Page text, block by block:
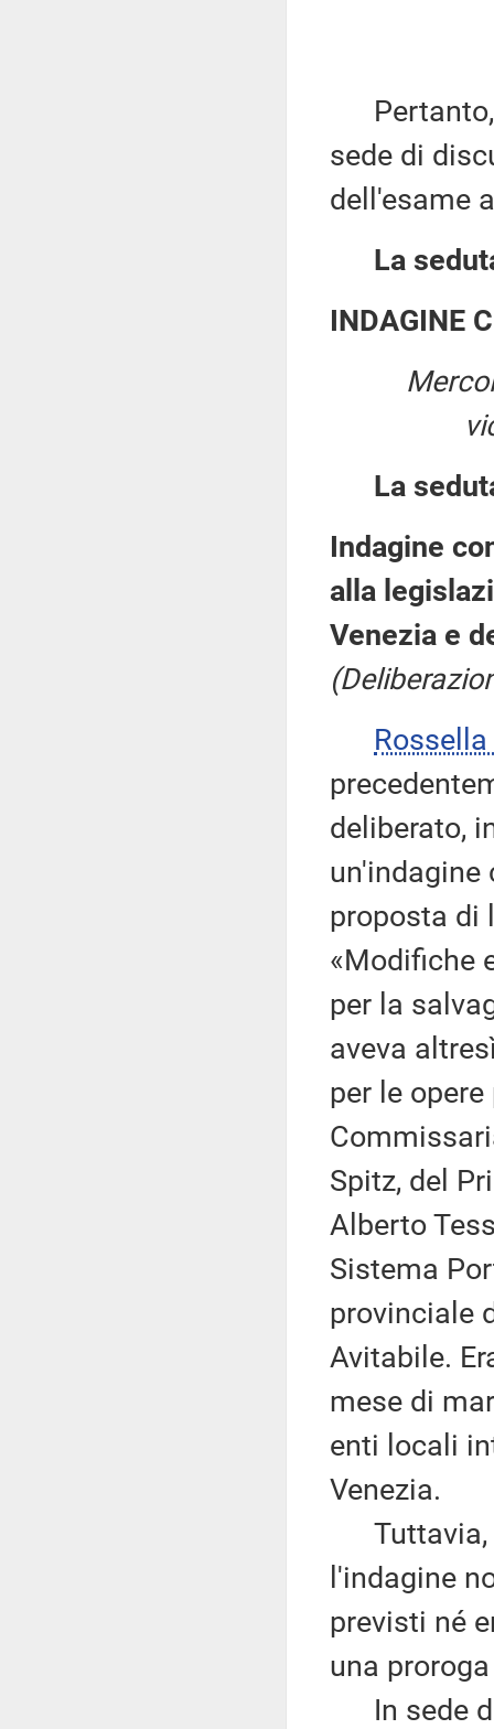
Pertanto,
sede di
dell'esame
La
INDAGINE
La
Indagine
alla
Venezia e
deliberato,
un'indagine
proposta di
«Modifiche
per la
aveva
per le
Spitz, del
Alberto
Sistema
provinciale
Avitabile.
mese di
enti locali
Venezia.
Tuttavia,
l'indagine
previsti né
una
In sede di